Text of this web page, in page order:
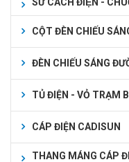
CỘT ĐÈN CHIẾU
ĐÈN CHIẾU SÁNG
TỦ ĐIỆN - VỎ TRẠM
CÁP ĐIỆN CADISUN
THANG MÁNG CÁP